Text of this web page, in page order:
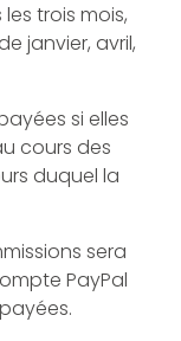
trois mois,
janvier, avril,
si elles
cours des
duquel la
sera
PayPal